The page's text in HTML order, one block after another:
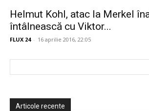
Helmut Kohl, atac la Merkel
întâlnească cu Viktor...
FLUX 24 - 16 aprilie 2016, 22:05
Articole recente